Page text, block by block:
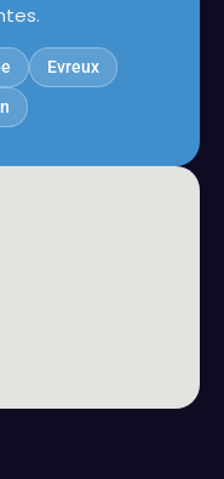
Evreux